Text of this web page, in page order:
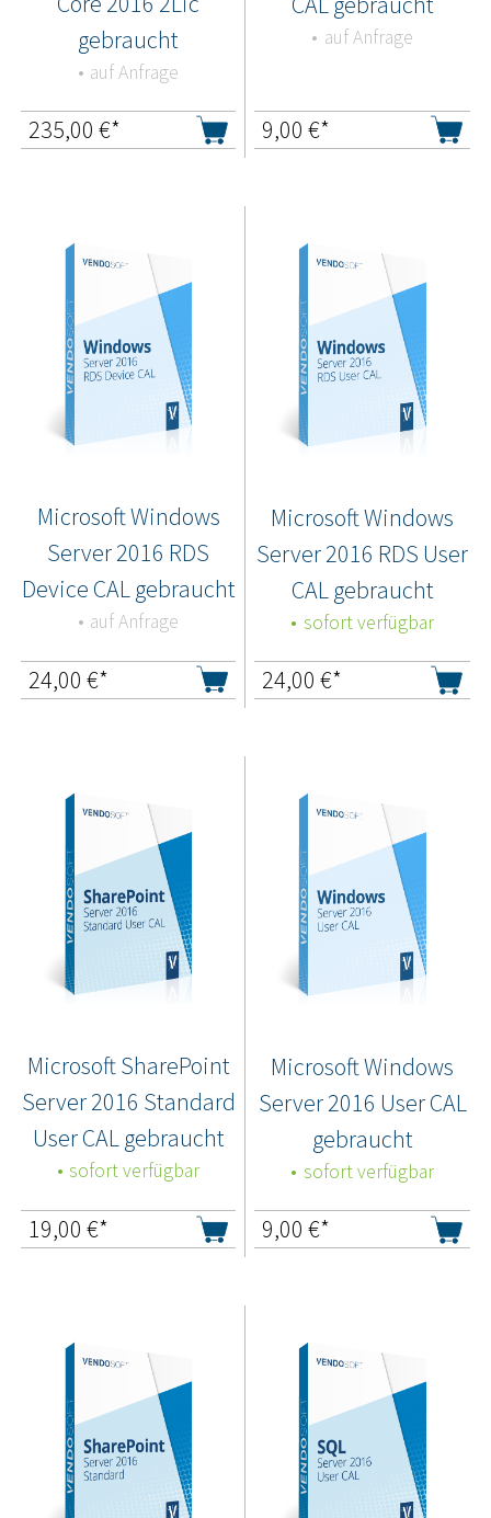
gebraucht
auf Anfrage
235,00 €*
auf Anfrage
9,00 €*
Microsoft Windows
Server 2016 RDS
Device CAL gebraucht
auf Anfrage
24,00 €*
Microsoft Windows
Server 2016 RDS User
CAL gebraucht
sofort verfügbar
24,00 €*
Microsoft SharePoint
Server 2016 Standard
User CAL gebraucht
sofort verfügbar
19,00 €*
Microsoft Windows
Server 2016 User CAL
gebraucht
sofort verfügbar
9,00 €*